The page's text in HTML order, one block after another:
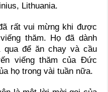
Lithuania.
rất vui mừng khi được
thăm. Họ đã dành
để ăn chay và cầu
viếng thăm của Đức
họ trong vài tuần nữa.